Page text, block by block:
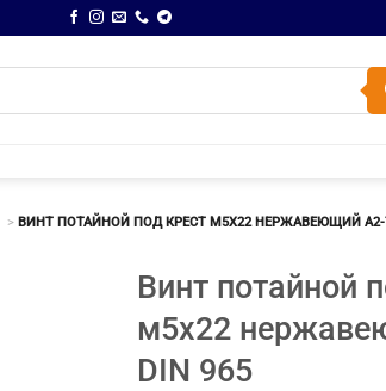
ВИНТ ПОТАЙНОЙ ПОД КРЕСТ М5Х22 НЕРЖАВЕЮЩИЙ A2-
Винт потайной
м5х22
DIN 965